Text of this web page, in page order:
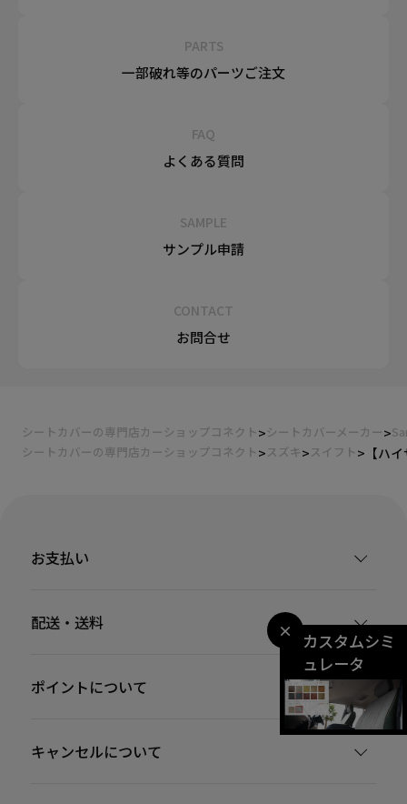
×
カスタムシミ
ュレータ
PARTS
一部破れ等のパーツご注文
FAQ
よくある質問
SAMPLE
サンプル申請
CONTACT
お問合せ
シートカバーの専門店カーショップコネクト シートカバーメーカー
シートカバーの専門店カーショップコネクト
スズキ スイフト 【ハ
お支払い
配送・送料
ポイントについて
キャンセルについて